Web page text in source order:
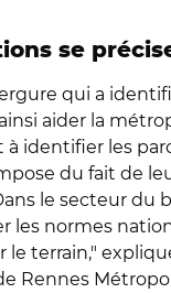
se
qui a
aider la
à identifier les
du fait de
le secteur du
les normes
le terrain,"
Rennes